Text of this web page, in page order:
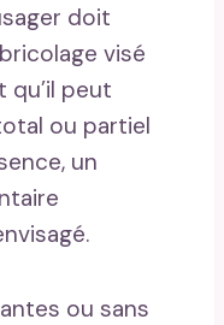
doit
visé
qu’il peut
ou partiel
un
ou sans